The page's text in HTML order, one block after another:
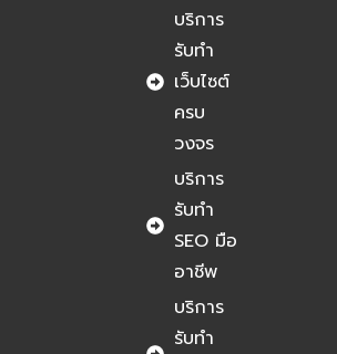
บริการ
รับทำ
เว็บไซต์
ครบ
วงจร
บริการ
รับทำ
SEO มือ
อาชีพ
บริการ
รับทำ